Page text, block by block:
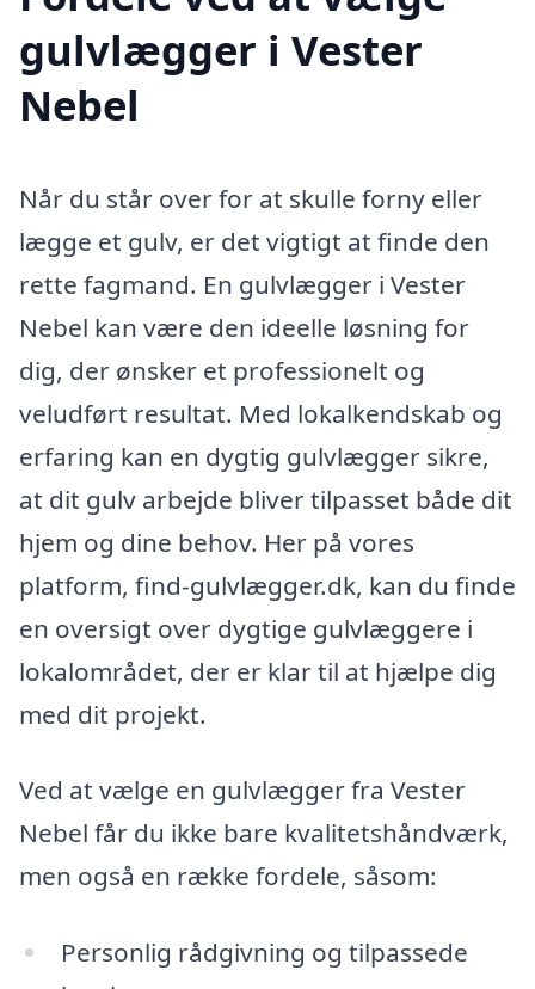
gulvlægger i Vester
Nebel
Når du står over for at skulle forny eller
lægge et gulv, er det vigtigt at finde den
rette fagmand. En gulvlægger i Vester
Nebel kan være den ideelle løsning for
dig, der ønsker et professionelt og
veludført resultat. Med lokalkendskab og
erfaring kan en dygtig gulvlægger sikre,
at dit gulv arbejde bliver tilpasset både dit
hjem og dine behov. Her på vores
platform, find-gulvlægger.dk, kan du finde
en oversigt over dygtige gulvlæggere i
lokalområdet, der er klar til at hjælpe dig
med dit projekt.
Ved at vælge en gulvlægger fra Vester
Nebel får du ikke bare kvalitetshåndværk,
men også en række fordele, såsom:
Personlig rådgivning og tilpassede